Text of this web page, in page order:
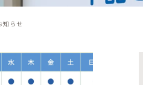
知らせ